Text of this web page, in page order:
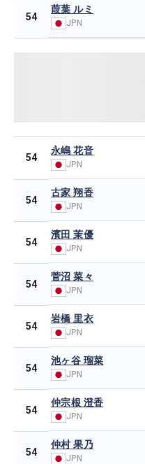
54
葭葉 ルミ
JPN
54
永嶋 花音
JPN
54
古家 翔香
JPN
54
濱田 茉優
JPN
54
菅沼 菜々
JPN
54
岩橋 里衣
JPN
54
池ヶ谷 瑠菜
JPN
54
仲宗根 澄香
JPN
54
仲村 果乃
JPN